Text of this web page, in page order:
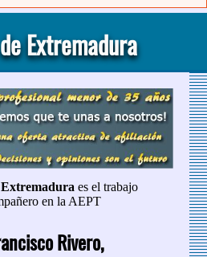
Extremadura
es el trabajo
en la AEPT
Rivero,